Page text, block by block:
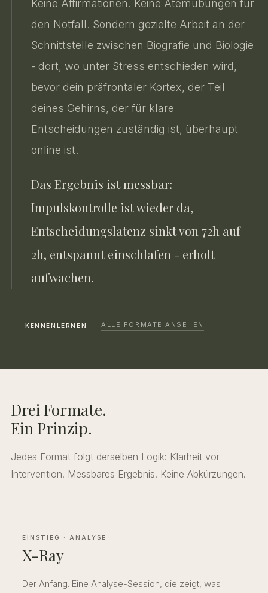
Keine Affirmationen. Keine Atemübungen für
den Notfall. Sondern gezielte Arbeit an der
Schnittstelle zwischen Biografie und Biologie
- dort, wo unter Stress entschieden wird,
bevor dein präfrontaler Kortex, der Teil
deines Gehirns, der für klare
Entscheidungen zuständig ist, überhaupt
online ist.
Das Ergebnis ist messbar:
Impulskontrolle ist wieder da,
Entscheidungslatenz sinkt von 72h auf
2h, entspannt einschlafen - erholt
aufwachen.
KENNENLERNEN ALLE FORMATE ANSEHEN
Drei Formate.
Ein Prinzip.
Jedes Format folgt derselben Logik: Klarheit vor
Intervention. Messbares Ergebnis. Keine Abkürzungen.
EINSTIEG · ANALYSE
X-Ray
Der Anfang. Eine Analyse-Session, die zeigt, was